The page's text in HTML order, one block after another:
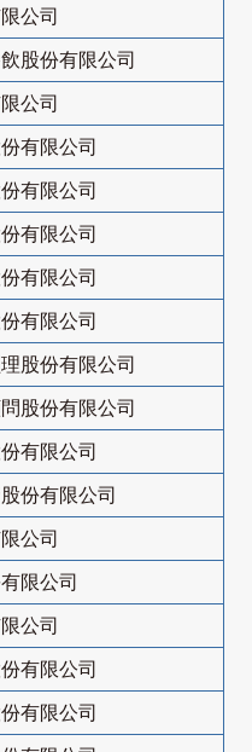
公司
股份有限公司
公司
有限公司
有限公司
有限公司
有限公司
有限公司
股份有限公司
股份有限公司
有限公司
份有限公司
公司
限公司
公司
有限公司
有限公司